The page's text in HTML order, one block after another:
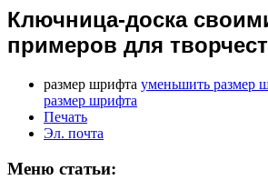
Ключница-доска
примеров для
размер шрифта уменьшить размер
размер шрифта
Печать
Эл. почта
Меню статьи: